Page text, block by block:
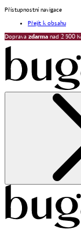
Přístupnostní navigace
Přejít k obsahu
Doprava zdarma nad 2 500